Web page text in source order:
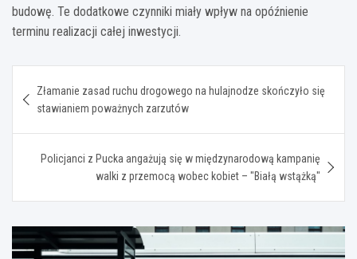
budowę. Te dodatkowe czynniki miały wpływ na opóźnienie
terminu realizacji całej inwestycji.
wpisu
Złamanie zasad ruchu drogowego na hulajnodze skończyło się
stawianiem poważnych zarzutów
Policjanci z Pucka angażują się w międzynarodową kampanię
walki z przemocą wobec kobiet – "Białą wstążką"